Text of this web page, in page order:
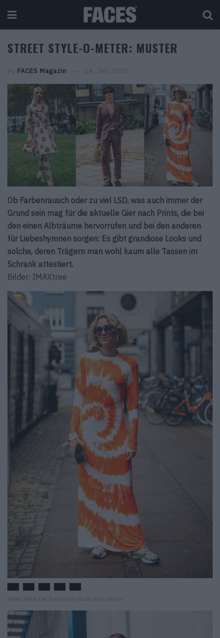
STREET STYLE-O-METER: MUSTER
by FACES Magazin 14. Juli 2022
Ob Farbenrausch oder zu viel LSD, was auch immer der
Grund sein mag für die aktuelle Gier nach Prints, die bei
den einen Albträume hervorrufen und bei den anderen
für Liebeshymnen sorgen: Es gibt grandiose Looks und
solche, deren Trägern man wohl kaum alle Tassen im
Schrank attestiert.
Bilder: IMAXtree
Geiles Kleid! Der Turnschuh dazu: erste Sahne!